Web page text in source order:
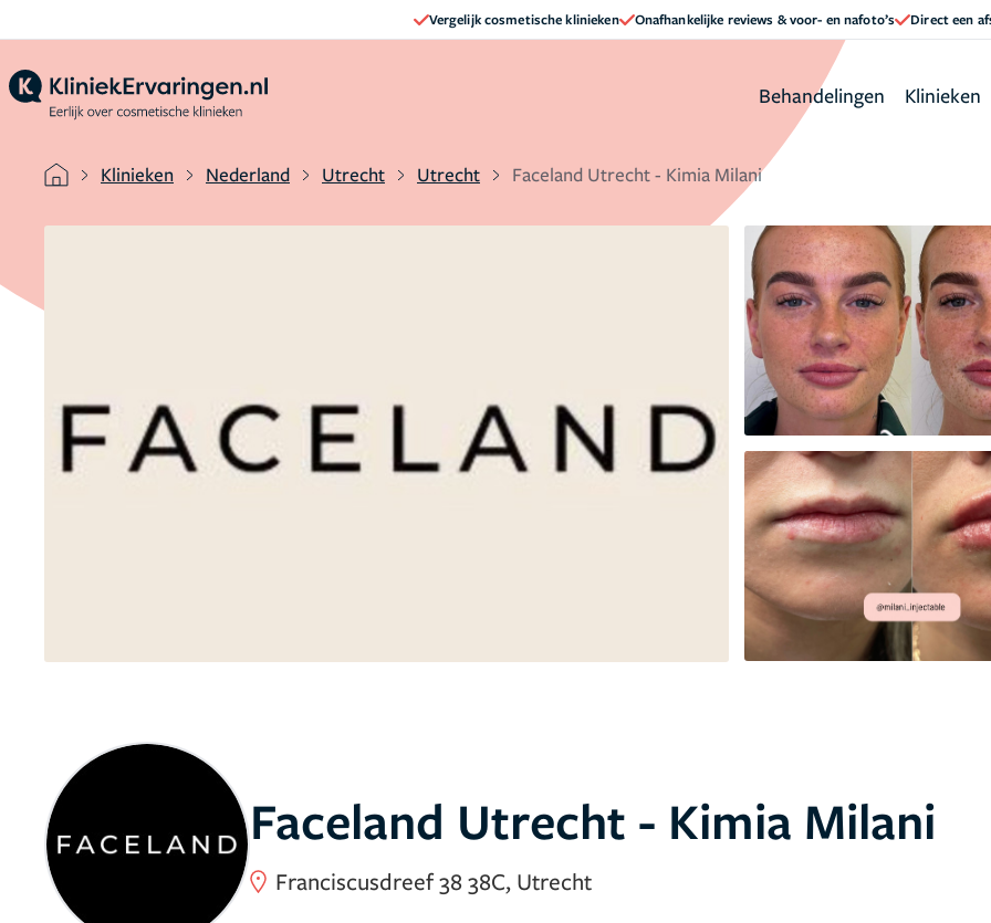
Vergelijk cosmetische klinieken Onafhankelijke reviews & voor- en nafoto’s Direct een
Behandelingen Klinieken
Klinieken Nederland Utrecht Utrecht Faceland Utrecht - Kimia Milani
Faceland Utrecht - Kimia Milani
Franciscusdreef 38 38C, Utrecht